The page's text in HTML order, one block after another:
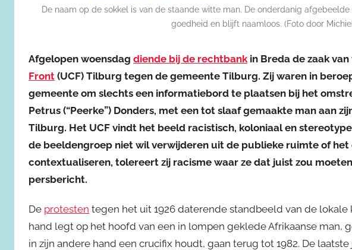
De naam op de sokkel is van de staande witte man. De onderdanig
goedheid en blijft naamloos. (Foto door
Afgelopen woensdag diende bij de rechtbank in Breda de zaak
Front (UCF) Tilburg tegen de gemeente Tilburg. Zij waren in
gemeente om slechts een informatiebord te plaatsen bij het
Petrus (“Peerke”) Donders, met een tot slaaf gemaakte man aan
Tilburg. Het UCF vindt het beeld racistisch, koloniaal en
de beeldengroep niet wil verwijderen uit de publieke ruimte of het
contextualiseren, tolereert zij racisme waar ze dat juist zou
persbericht.
De protesten tegen het uit 1926 daterende standbeeld van de
hand legt op het hoofd van een in lompen geklede Afrikaanse man,
in zijn andere hand een crucifix houdt, gaan terug tot 1982. De